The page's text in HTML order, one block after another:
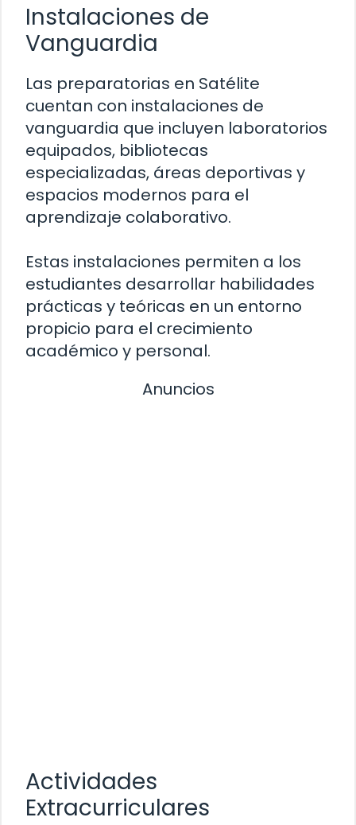
Instalaciones de
Vanguardia
Las preparatorias en Satélite
cuentan con instalaciones de
vanguardia que incluyen laboratorios
equipados, bibliotecas
especializadas, áreas deportivas y
espacios modernos para el
aprendizaje colaborativo.
Estas instalaciones permiten a los
estudiantes desarrollar habilidades
prácticas y teóricas en un entorno
propicio para el crecimiento
académico y personal.
Anuncios
Actividades
Extracurriculares